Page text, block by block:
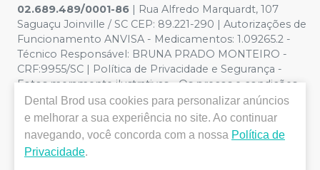
02.689.489/0001-86 | Rua Alfredo Marquardt, 107
Saguaçu Joinville / SC CEP: 89.221-290 | Autorizações de
Funcionamento ANVISA - Medicamentos: 1.09265.2 -
Técnico Responsável: BRUNA PRADO MONTEIRO -
CRF:9955/SC | Política de Privacidade e Segurança -
Fotos meramente ilustrativas - Os preços e condições
da loja virtual estão sujeitos a alterações. Em caso de
divergência de preços no site, o valor válido é o do
Carrinho de Compra. Não vendemos por atacado, por
isso nos reservamos o direito de não atender compras
de grandes volumes pelo site.
Dental Brod usa cookies para personalizar anúncios
e melhorar a sua experiência no site. Ao continuar
navegando, você concorda com a nossa Política de
Privacidade.